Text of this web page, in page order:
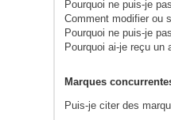
Pourquoi ne puis-je
Comment modifier ou
Pourquoi ne puis-je
Pourquoi ai-je reçu un
Marques
Puis-je citer des